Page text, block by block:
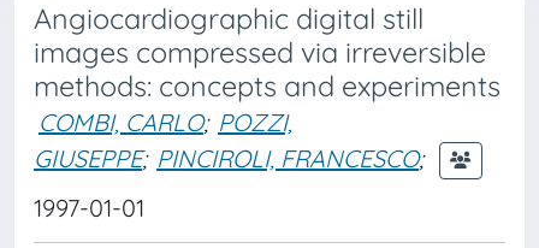
Angiocardiographic digital still
images compressed via irreversible
methods: concepts and experiments
COMBI, CARLO; POZZI,
GIUSEPPE; PINCIROLI, FRANCESCO;
1997-01-01